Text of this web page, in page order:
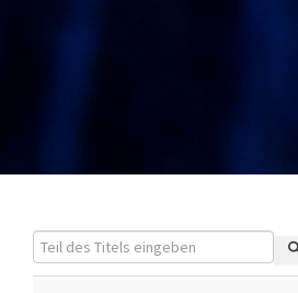
Teil des Titels eingeben